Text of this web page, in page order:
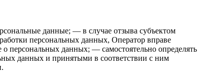
данные; — в случае отзыва субъектом
персональных данных, Оператор вправе
персональных данных; — самостоятельно определять
данных и принятыми в соответствии с ним